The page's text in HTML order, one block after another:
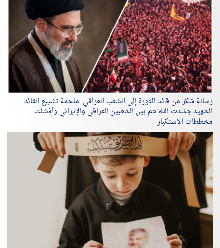
رسالة شكر من قائد الثورة إلى الشعب العراقي: ملحمة تشييع القائد
الشهيد جسّدت التلاحم بين الشعبين العراقي والإيراني وأفشلت
مخططات الاستكبار